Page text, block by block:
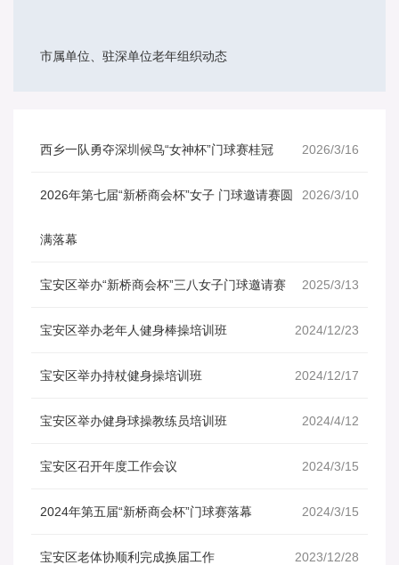
市属单位、驻深单位老年组织动态
2026/3/16
西乡一队勇夺深圳候鸟“女神杯”门球赛桂冠
2026/3/10
2026年第七届“新桥商会杯”女子 门球邀请赛圆
满落幕
2025/3/13
宝安区举办“新桥商会杯”三八女子门球邀请赛
2024/12/23
宝安区举办老年人健身棒操培训班
2024/12/17
宝安区举办持杖健身操培训班
2024/4/12
宝安区举办健身球操教练员培训班
2024/3/15
宝安区召开年度工作会议
2024/3/15
2024年第五届“新桥商会杯”门球赛落幕
2023/12/28
宝安区老体协顺利完成换届工作